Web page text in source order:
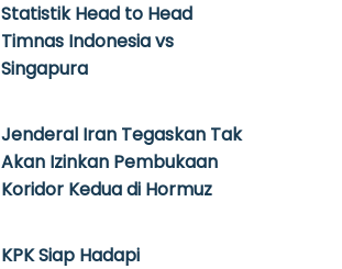
Statistik Head to Head
Timnas Indonesia vs
Singapura
Jenderal Iran Tegaskan Tak
Akan Izinkan Pembukaan
Koridor Kedua di Hormuz
KPK Siap Hadapi